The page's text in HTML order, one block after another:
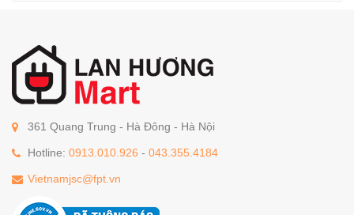
361 Quang Trung - Hà Đông - Hà Nội
Hotline: 0913.010.926 - 043.355.4184
Vietnamjsc@fpt.vn